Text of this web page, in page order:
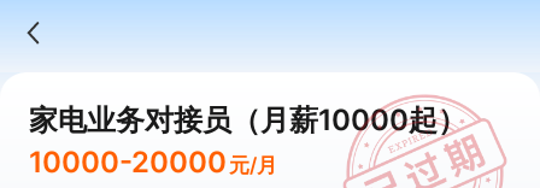
家电业务对接员（月薪10000起）
10000-20000 元/月